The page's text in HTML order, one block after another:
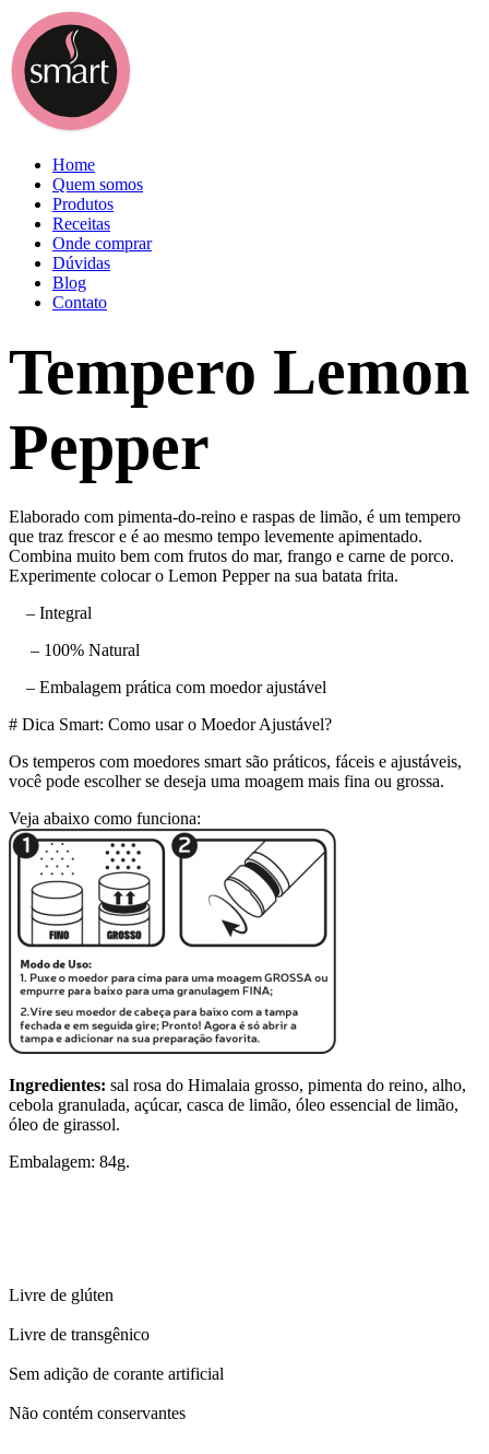
Home
Quem somos
Produtos
Receitas
Onde comprar
Dúvidas
Blog
Contato
Tempero Lemon
Pepper
Elaborado com pimenta-do-reino e raspas de limão, é um tempero
que traz frescor e é ao mesmo tempo levemente apimentado.
Combina muito bem com frutos do mar, frango e carne de porco.
Experimente colocar o Lemon Pepper na sua batata frita.
– Integral
– 100% Natural
– Embalagem prática com moedor ajustável
# Dica Smart: Como usar o Moedor Ajustável?
Os temperos com moedores smart são práticos, fáceis e ajustáveis,
você pode escolher se deseja uma moagem mais fina ou grossa.
Veja abaixo como funciona:
Ingredientes: sal rosa do Himalaia grosso, pimenta do reino, alho,
cebola granulada, açúcar, casca de limão, óleo essencial de limão,
óleo de girassol.
Embalagem: 84g.
Livre de glúten
Livre de transgênico
Sem adição de corante artificial
Não contém conservantes